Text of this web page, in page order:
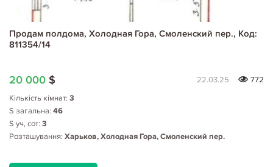
Продам полдома, Холодная Гора, Смоленский пер., Код:
811354/14
20 000 $ 22.03.25
772
Кількість кімнат: 3
S загальна: 46
S уч, сот: 3
Розташування: Харьков, Холодная Гора, Смоленский пер.